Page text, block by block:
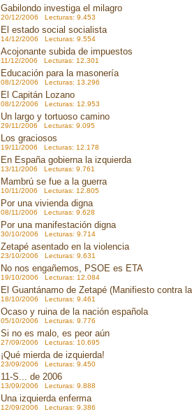
Gabilondo investiga el milagro
20/12/2006 Lecturas: 9.453
El estado social socialista
14/12/2006 Lecturas: 9.554
Acojonante subida de impuestos
11/12/2006 Lecturas: 12.301
Educación para la masonería
08/12/2006 Lecturas: 13.296
El Capitán Lozano
08/12/2006 Lecturas: 12.953
Un largo y tortuoso camino
29/11/2006 Lecturas: 9.095
Los graciosos
19/11/2006 Lecturas: 12.178
En España gobierna la izquierda
13/11/2006 Lecturas: 9.761
Mambrú se fue a la guerra
10/11/2006 Lecturas: 12.805
Por una vivienda digna
08/11/2006 Lecturas: 9.628
Por una manifestación digna
30/10/2006 Lecturas: 9.714
Zetapé asentado en la violencia
23/10/2006 Lecturas: 9.631
No nos engañemos, PSOE es ETA
19/10/2006 Lecturas: 12.084
El Guantánamo de Zetapé (Manifiesto contra
18/10/2006 Lecturas: 9.461
Ocaso y ruina de la nación española
05/10/2006 Lecturas: 9.776
Si no es malo, es peor aún
27/09/2006 Lecturas: 10.695
¡Qué mierda de izquierda!
23/09/2006 Lecturas: 9.450
11-S... de 2006
13/09/2006 Lecturas: 9.888
Una izquierda enferma
12/09/2006 Lecturas: 9.386